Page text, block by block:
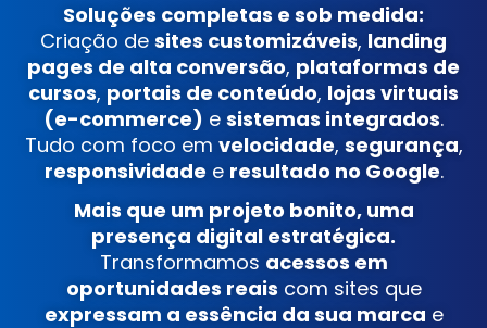
Soluções completas e sob medida:
Criação de sites customizáveis, landing
pages de alta conversão, plataformas de
cursos, portais de conteúdo, lojas virtuais
(e-commerce) e sistemas integrados.
Tudo com foco em velocidade, segurança,
responsividade e resultado no Google.
Mais que um projeto bonito, uma
presença digital estratégica.
Transformamos acessos em
oportunidades reais com sites que
expressam a essência da sua marca e